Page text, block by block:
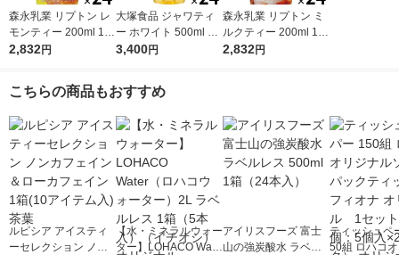
森永乳業 リプトン レ
モンティー 200ml 1箱
（24本入）紅茶飲
2,832円
大塚食品 ジャワティ
ー ホワイト 500ml 1
箱(24本入) 03553051
3,400円
森永乳業 リプトン ミ
ルクティー 200ml 1箱
（24本入）紅茶飲料
2,832円
こちらの商品もおすすめ
ルピシア アイスティ
ーセレクション ノン
【水・ミネラルウォー
ター】LOHACO Wate
アイリスフーズ 富士
山の強炭酸水 ラベル
ティッシュペ
50組 ロハコ